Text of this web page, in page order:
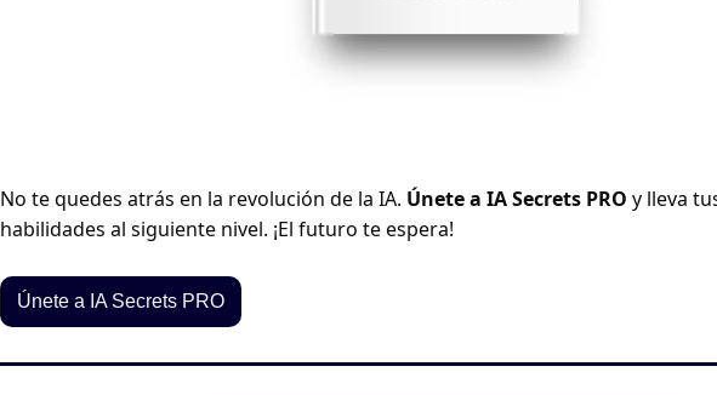
No te quedes atrás en la revolución de la IA. Únete a IA Secrets PRO y lleva
habilidades al siguiente nivel. ¡El futuro te espera!
Únete a IA Secrets PRO